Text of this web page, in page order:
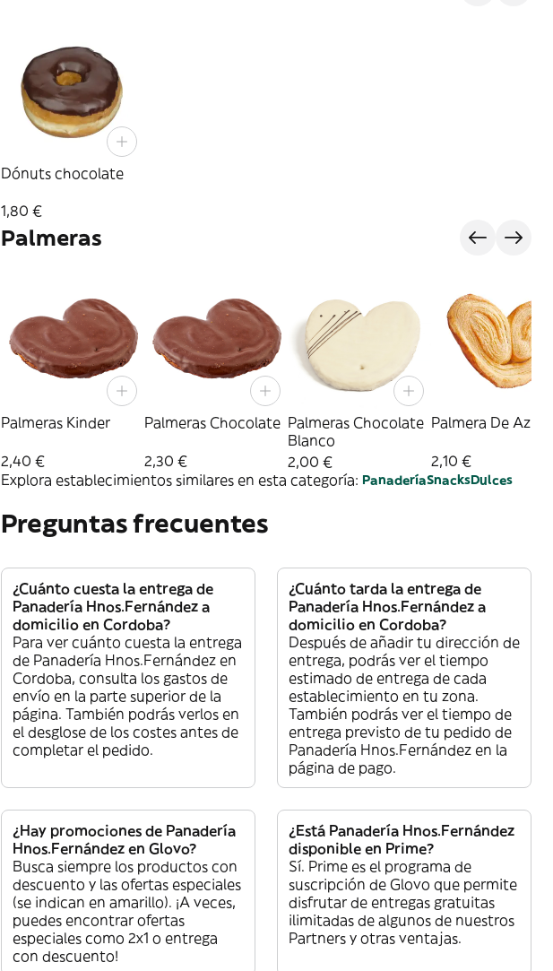
Dónuts chocolate
1,80 €
Palmeras
Palmeras Kinder
2,40 €
Palmeras Chocolate
2,30 €
Palmeras Chocolate
Blanco
2,00 €
Palmera De Azúcar
2,10 €
Explora establecimientos similares en esta categoría: PanaderíaSnacksDulces
Preguntas frecuentes
¿Cuánto cuesta la entrega de
Panadería Hnos.Fernández a
domicilio en Cordoba?
Para ver cuánto cuesta la entrega
de Panadería Hnos.Fernández en
Cordoba, consulta los gastos de
envío en la parte superior de la
página. También podrás verlos en
el desglose de los costes antes de
completar el pedido.
¿Cuánto tarda la entrega de
Panadería Hnos.Fernández a
domicilio en Cordoba?
Después de añadir tu dirección de
entrega, podrás ver el tiempo
estimado de entrega de cada
establecimiento en tu zona.
También podrás ver el tiempo de
entrega previsto de tu pedido de
Panadería Hnos.Fernández en la
página de pago.
¿Hay promociones de Panadería
Hnos.Fernández en Glovo?
Busca siempre los productos con
descuento y las ofertas especiales
(se indican en amarillo). ¡A veces,
puedes encontrar ofertas
especiales como 2x1 o entrega
con descuento!
¿Está Panadería Hnos.Fernández
disponible en Prime?
Sí. Prime es el programa de
suscripción de Glovo que permite
disfrutar de entregas gratuitas
ilimitadas de algunos de nuestros
Partners y otras ventajas.